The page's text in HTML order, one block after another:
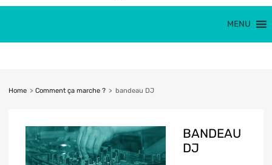
MENU
Home > Comment ça marche ? > bandeau DJ
BANDEAU
DJ